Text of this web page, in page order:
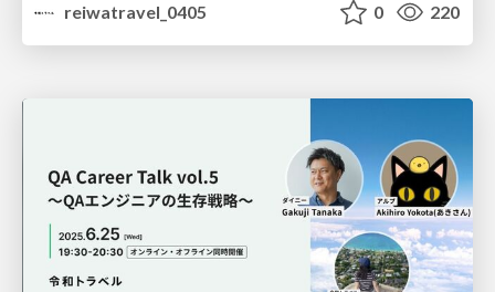
reiwatravel_0405
0 220